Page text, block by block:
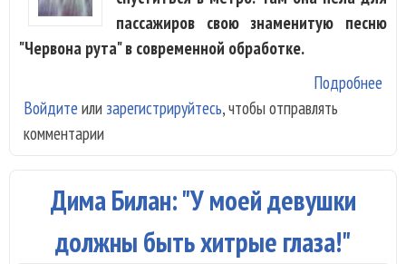
пассажиров свою знаменитую песню
"Червона рута" в современной обработке.
Подробнее
Войдите или зарегистрируйтесь, чтобы отправлять
комментарии
Дима Билан: "У моей девушки
должны быть хитрые глаза!"